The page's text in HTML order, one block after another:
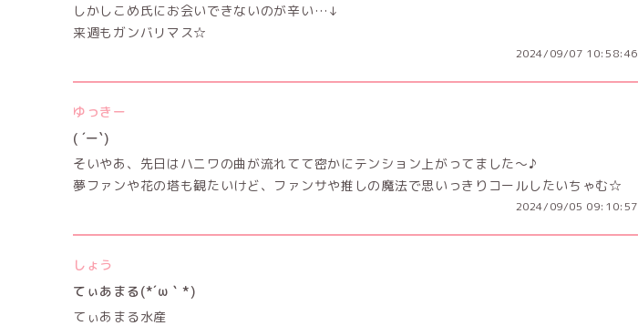
しかしこめ氏にお会いできないのが辛い…↓
来週もガンバリマス☆
2024/09/07 10:58:46
ゆっきー
( ´ー`)
そいやあ、先日はハニワの曲が流れてて密かにテンション上がってました～♪︎
夢ファンや花の塔も観たいけど、ファンサや推しの魔法で思いっきりコールしたいちゃむ☆
2024/09/05 09:10:57
しょう
てぃあまる(⁠*⁠´⁠ω⁠｀⁠*⁠)
てぃあまる水産